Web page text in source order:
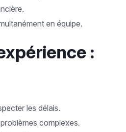
en équipe.
:
les délais.
complexes.